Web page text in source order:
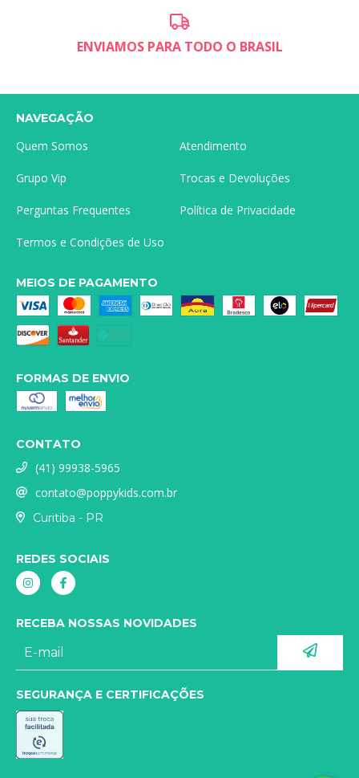
ENVIAMOS PARA TODO O BRASIL
NAVEGAÇÃO
Quem Somos Atendimento
Grupo Vip Trocas e Devoluções
Perguntas Frequentes Política de Privacidade
Termos e Condições de Uso
MEIOS DE PAGAMENTO
FORMAS DE ENVIO
CONTATO
(41) 99938-5965
contato@poppykids.com.br
Curitiba - PR
REDES SOCIAIS
RECEBA NOSSAS NOVIDADES
SEGURANÇA E CERTIFICAÇÕES